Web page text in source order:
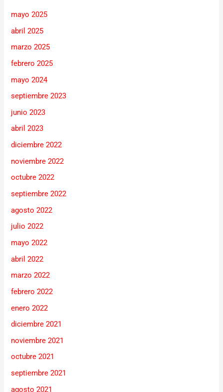
mayo 2025
abril 2025
marzo 2025
febrero 2025
mayo 2024
septiembre 2023
junio 2023
abril 2023
diciembre 2022
noviembre 2022
octubre 2022
septiembre 2022
agosto 2022
julio 2022
mayo 2022
abril 2022
marzo 2022
febrero 2022
enero 2022
diciembre 2021
noviembre 2021
octubre 2021
septiembre 2021
agosto 2021